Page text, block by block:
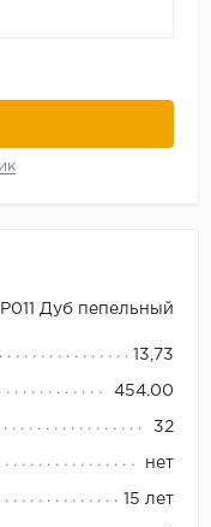
Дуб пепельный
13,73
454.00
32
нет
15 лет